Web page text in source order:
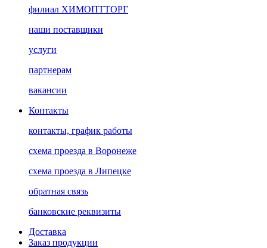
филиал ХИМОПТТОРГ
наши поставщики
услуги
партнерам
вакансии
Контакты
контакты, график работы
схема проезда в Воронеже
схема проезда в Липецке
обратная связь
банковские реквизиты
Доставка
Заказ продукции